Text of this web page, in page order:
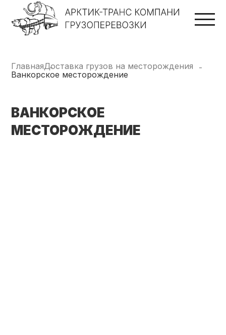
ГлавнаяДоставка грузов на месторождения
Ванкорское месторождение
ВАНКОРСКОЕ
МЕСТОРОЖДЕНИЕ